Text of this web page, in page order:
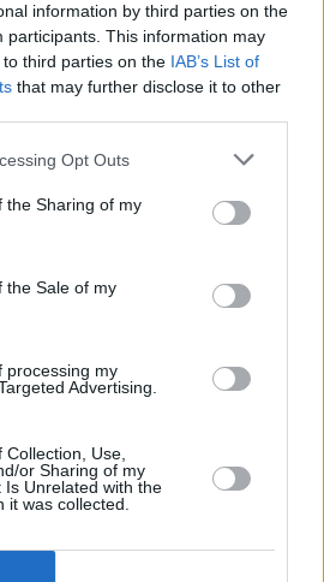
information by third parties on the
participants. This information may
third parties on the IAB’s List of
that may further disclose it to other
Opt Outs
the Sharing of my
the Sale of my
processing my
Advertising.
Use,
or Sharing of my
Is Unrelated with the
it was collected.
sul settore occidentale,
27° e 29°C, di poco inferiori lungo la
dai quadranti settentrionali.
Next article
Voucher Sport, un
Cavriago per l’iscrizione